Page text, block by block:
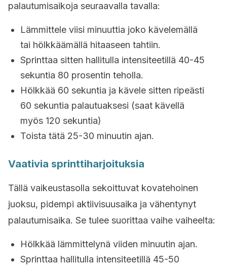
palautumisaikoja seuraavalla tavalla:
Lämmittele viisi minuuttia joko kävelemällä
tai hölkkäämällä hitaaseen tahtiin.
Sprinttaa sitten hallitulla intensiteetillä 40-45
sekuntia 80 prosentin teholla.
Hölkkää 60 sekuntia ja kävele sitten ripeästi
60 sekuntia palautuaksesi (saat kävellä
myös 120 sekuntia)
Toista tätä 25-30 minuutin ajan.
Vaativia sprinttiharjoituksia
Tällä vaikeustasolla sekoittuvat kovatehoinen
juoksu, pidempi aktiivisuusaika ja vähentynyt
palautumisaika. Se tulee suorittaa vaihe vaiheelta:
Hölkkää lämmittelynä viiden minuutin ajan.
Sprinttaa hallitulla intensiteetillä 45-50